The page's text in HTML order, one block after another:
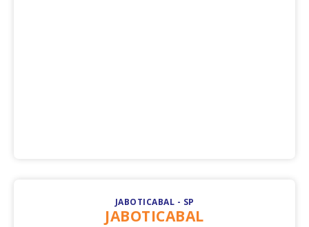
JABOTICABAL - SP
JABOTICABAL